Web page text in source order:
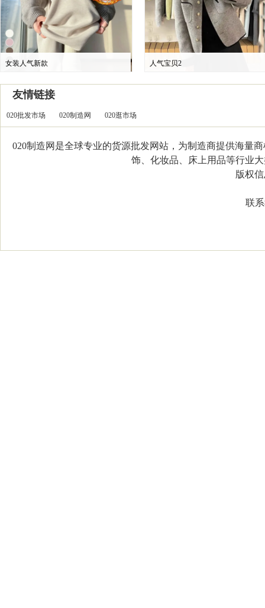
女装人气新款 人气宝贝2
友情链接
020批发市场 020制造网 020逛市场
020制造网是全球专业的货源批发网站，为制造商提供海量
饰、化妆品、床上用品等行业
版权信
联